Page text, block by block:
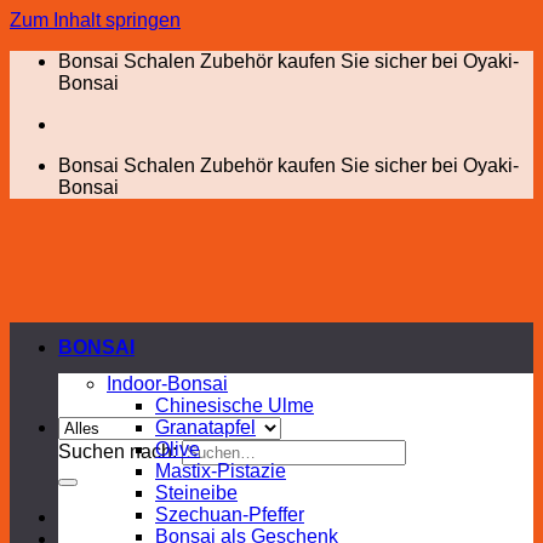
Zum Inhalt springen
Bonsai Schalen Zubehör kaufen Sie sicher bei Oyaki-
Bonsai
Bonsai Schalen Zubehör kaufen Sie sicher bei Oyaki-
Bonsai
Suchen nach:
BONSAI
Indoor-Bonsai
Chinesische Ulme
Granatapfel
Olive
Mastix-Pistazie
Steineibe
Szechuan-Pfeffer
Bonsai als Geschenk